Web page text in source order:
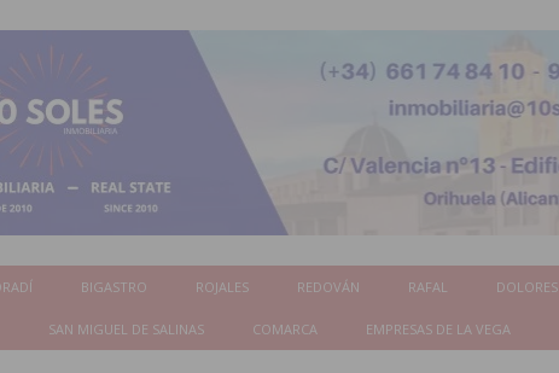
BIGASTRO ROJALES REDOVÁN RAFAL DOLORES
SAN MIGUEL DE SALINAS COMARCA EMPRESAS DE LA VEGA